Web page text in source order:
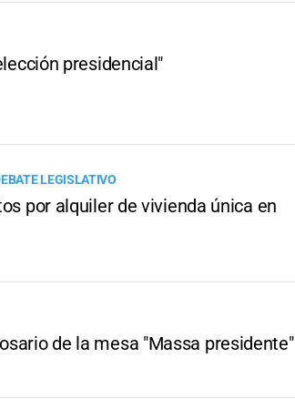
presidencial"
LEGISLATIVO
por alquiler de vivienda única en
de la mesa "Massa presidente"